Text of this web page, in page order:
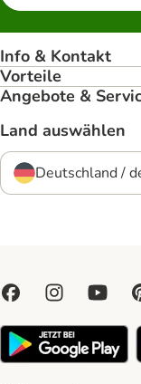
Info & Kontakt
Vorteile
Angebote &
Land auswählen
Deutschland /